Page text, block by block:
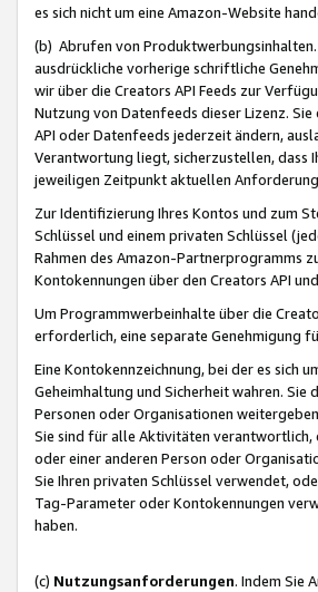
es sich nicht um eine Amazon-Website
(b) Abrufen von
ausdrückliche vorherige schriftliche
wir über die Creators API Feeds zur
Nutzung von Datenfeeds dieser Lizenz. Sie
API oder Datenfeeds jederzeit ändern,
Verantwortung liegt, sicherzustellen, dass
jeweiligen Zeitpunkt aktuellen
Zur Identifizierung Ihres Kontos und zum
Schlüssel und einem privaten Schlüssel
Rahmen des Amazon-Partnerprogramms
Kontokennungen über den Creators API
Um Programmwerbeinhalte über die
erforderlich, eine separate Genehmigung
Eine Kontokennzeichnung, bei der es sich
Geheimhaltung und Sicherheit wahren.
Personen oder Organisationen
Sie sind für alle Aktivitäten verantwortlich,
oder einer anderen Person oder
Sie Ihren privaten Schlüssel verwendet,
Tag-Parameter oder Kontokennungen
haben.
(c) Nutzungsanforderungen. Indem Sie